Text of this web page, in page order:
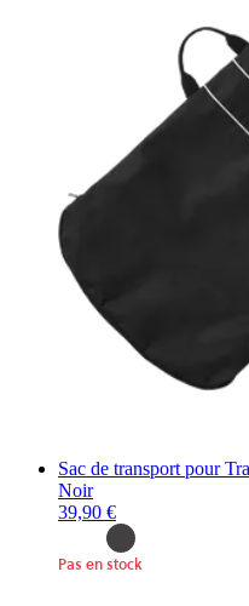
Sac de transport pour
Noir
39,90 €
Pas en stock